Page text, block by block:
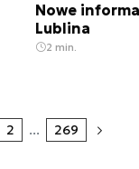
Nowe
Lublina
2 min.
2 ... 269